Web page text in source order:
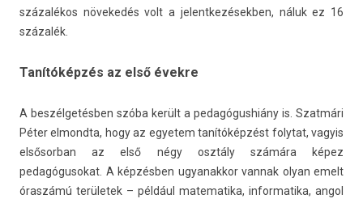
százalékos növekedés volt a jelentkezésekb­en, náluk ez 16
százalék.
Tanítóképzés az első évekre
A beszélgetésben szóba került a pedagógushiány is. Szatmári
Péter el­mondta, hogy az egyetem tanítóképzést folytat, vagyis
el­sősor­ban az első négy osztály számára képez
pedagógusokat. A képzésben ugyanak­kor van­nak olyan emelt
óraszámú területek – például matematika, in­for­matika, angol